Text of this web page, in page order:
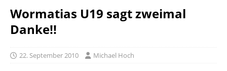
Wormatias U19 sagt zweimal
Danke!!
22. September 2010 Michael Hoch